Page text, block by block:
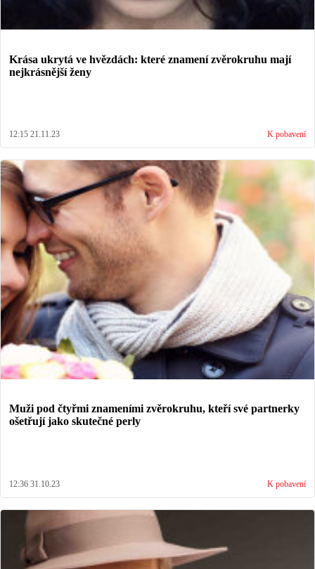
Krása ukrytá ve hvězdách: které znamení zvěrokruhu mají
nejkrásnější ženy
12:15 21.11.23 K pobavení
Muži pod čtyřmi znameními zvěrokruhu, kteří své partnerky
ošetřují jako skutečné perly
12:36 31.10.23 K pobavení